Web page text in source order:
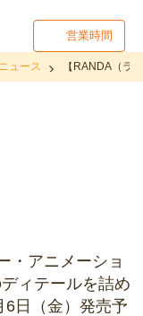
営業時間
ュース 【RANDA（ラ
・アニメーショ
ィテールを詰め
日（金）発売予